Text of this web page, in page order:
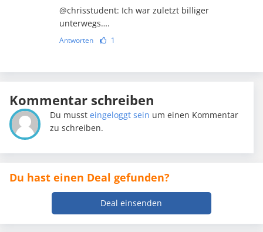
@chrisstudent: Ich war zuletzt billiger
unterwegs….
Antworten 1
Kommentar schreiben
Du mussteingeloggt sein um einen Kommentar
zu schreiben.
Du hast einen Deal gefunden?
Deal einsenden